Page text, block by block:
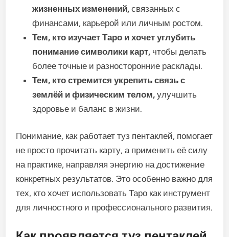
жизненных изменений, связанных с
финансами, карьерой или личным ростом.
Тем, кто изучает Таро и хочет углубить
понимание символики карт, чтобы делать
более точные и разносторонние расклады.
Тем, кто стремится укрепить связь с
землёй и физическим телом, улучшить
здоровье и баланс в жизни.
Понимание, как работает туз пентаклей, помогает
не просто прочитать карту, а применить её силу
на практике, направляя энергию на достижение
конкретных результатов. Это особенно важно для
тех, кто хочет использовать Таро как инструмент
для личностного и профессионального развития.